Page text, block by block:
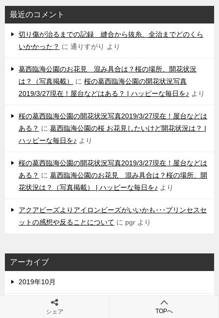
最近のコメント
切り傷が治るまでの記録 縫合から抜糸、全治までどのくら
いかかった？ に 通りすがり より
葛西臨海公園のお花見 混み具合は？桜の場所、開花状況
は？（写真掲載）
に 桜の葛西臨海公園の開花状況写真
2019/3/27現在！屋台などはある？ | ハッピーな毎日を♪ より
桜の葛西臨海公園の開花状況写真2019/3/27現在！屋台などは
ある？ に 葛西臨海公園の桜 お花見したいけど開花状況は？ |
ハッピーな毎日を♪ より
桜の葛西臨海公園の開花状況写真2019/3/27現在！屋台などは
ある？ に 葛西臨海公園のお花見 混み具合は？桜の場所、開
花状況は？（写真掲載） | ハッピーな毎日を♪ より
アクアビーズよりアイロンビーズがいいかも･･･プリンセスセ
ットの感想や反ることについて に pgr より
アーカイブ
2019年10月
2019年7月
シェア TOPへ